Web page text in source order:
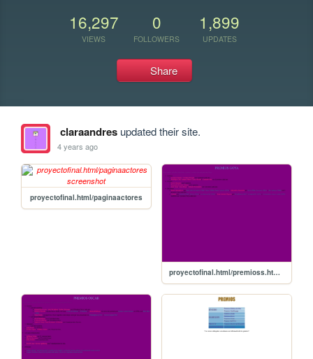
16,297
VIEWS
0
FOLLOWERS
1,899
UPDATES
Share
claraandresupdated their site.
4 years ago
proyectofinal.html/paginaactores
proyectofinal.html/premioss.html/goya